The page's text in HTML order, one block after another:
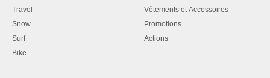
Travel
Snow
Surf
Bike
Vêtements et Accessoires
Promotions
Actions